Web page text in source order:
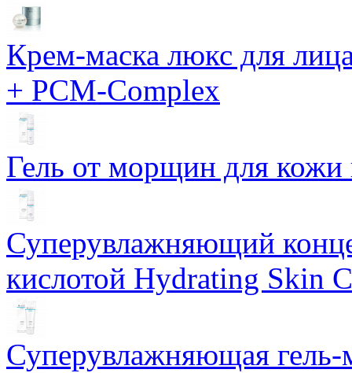
Крем-маска люкс для
+ PCM-Complex
Гель от морщин для кожи
Суперувлажняющий
кислотой Hydrating Skin
Суперувлажняющая